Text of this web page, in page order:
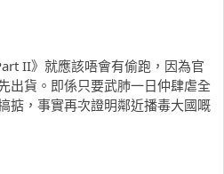
II》就應該唔會有偷跑，因為官
出貨。即係只要武肺一日仲肆虐全
掂，事實再次證明鄰近播毒大國嘅